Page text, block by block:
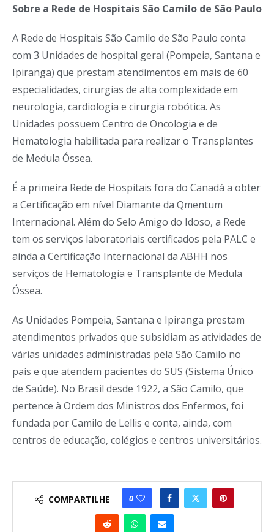
Sobre a Rede de Hospitais São Camilo de São Paulo
A Rede de Hospitais São Camilo de São Paulo conta
com 3 Unidades de hospital geral (Pompeia, Santana e
Ipiranga) que prestam atendimentos em mais de 60
especialidades, cirurgias de alta complexidade em
neurologia, cardiologia e cirurgia robótica. As
Unidades possuem Centro de Oncologia e de
Hematologia habilitada para realizar o Transplantes
de Medula Óssea.
É a primeira Rede de Hospitais fora do Canadá a obter
a Certificação em nível Diamante da Qmentum
Internacional. Além do Selo Amigo do Idoso, a Rede
tem os serviços laboratoriais certificados pela PALC e
ainda a Certificação Internacional da ABHH nos
serviços de Hematologia e Transplante de Medula
Óssea.
As Unidades Pompeia, Santana e Ipiranga prestam
atendimentos privados que subsidiam as atividades de
várias unidades administradas pela São Camilo no
país e que atendem pacientes do SUS (Sistema Único
de Saúde). No Brasil desde 1922, a São Camilo, que
pertence à Ordem dos Ministros dos Enfermos, foi
fundada por Camilo de Lellis e conta, ainda, com
centros de educação, colégios e centros universitários.
COMPARTILHE 0